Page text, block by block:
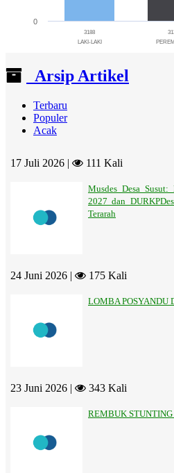
3188
LAKI-LAKI
0
Arsip Artikel
Terbaru
Populer
Acak
17 Juli 2026 | 111 Kali
Musdes Desa Susut:
2027 dan
Terarah
24 Juni 2026 | 175 Kali
LOMBA POSYANDU
23 Juni 2026 | 343 Kali
REMBUK